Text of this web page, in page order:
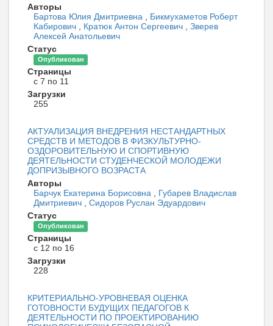
Авторы
Бартова Юлия Дмитриевна , Бикмухаметов Роберт
Кабирович , Кратюк Антон Сергеевич , Зверев
Алексей Анатольевич
Статус
Опубликован
Страницы
с 7 по 11
Загрузки
255
АКТУАЛИЗАЦИЯ ВНЕДРЕНИЯ НЕСТАНДАРТНЫХ
СРЕДСТВ И МЕТОДОВ В ФИЗКУЛЬТУРНО-
ОЗДОРОВИТЕЛЬНУЮ И СПОРТИВНУЮ
ДЕЯТЕЛЬНОСТИ СТУДЕНЧЕСКОЙ МОЛОДЕЖИ
ДОПРИЗЫВНОГО ВОЗРАСТА
Авторы
Барчук Екатерина Борисовна , Губарев Владислав
Дмитриевич , Сидоров Руслан Эдуардович
Статус
Опубликован
Страницы
с 12 по 16
Загрузки
228
КРИТЕРИАЛЬНО-УРОВНЕВАЯ ОЦЕНКА
ГОТОВНОСТИ БУДУЩИХ ПЕДАГОГОВ К
ДЕЯТЕЛЬНОСТИ ПО ПРОЕКТИРОВАНИЮ